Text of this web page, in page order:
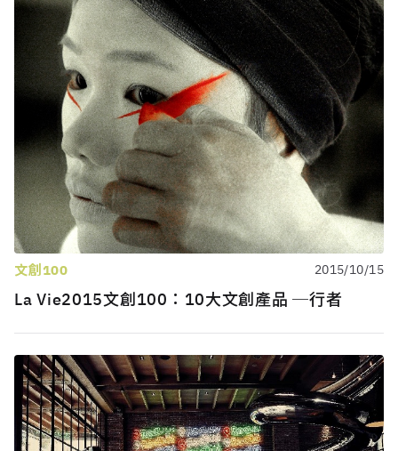
文創100 2015/10/15
La Vie2015文創100：10大文創產品 ─行者